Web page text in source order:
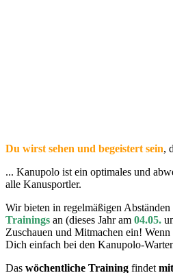
Du wirst sehen und begeistert sein,
... Kanupolo ist ein optimales und
alle Kanusportler.
Wir bieten in regelmäßigen Abständen
Trainings an (dieses Jahr am 04.05.
Zuschauen und Mitmachen ein!
Dich einfach bei den Kanupolo-
Das wöchentliche Training findet